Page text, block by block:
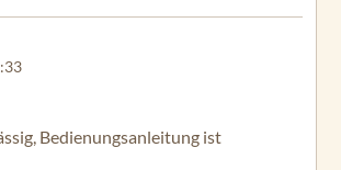
Bedienungsanleitung ist